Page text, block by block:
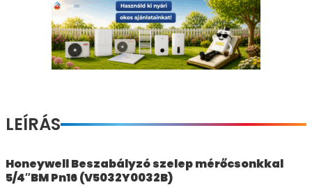
LEÍRÁS
Honeywell Beszabályzó szelep mérőcsonkkal
5/4″BM Pn16 (V5032Y0032B)